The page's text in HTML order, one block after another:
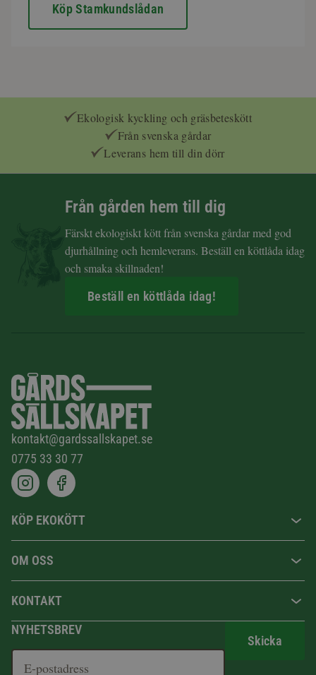
Köp Stamkundslådan
Ekologisk kyckling och gräsbeteskött
Från svenska gårdar
Leverans hem till din dörr
Från gården hem till dig
Färskt ekologiskt kött från svenska gårdar med god
djurhållning och hemleverans. Beställ en köttlåda idag
och smaka skillnaden!
Beställ en köttlåda idag!
kontakt@gardssallskapet.se
0775 33 30 77
KÖP EKOKÖTT
OM OSS
KONTAKT
NYHETSBREV
Skicka